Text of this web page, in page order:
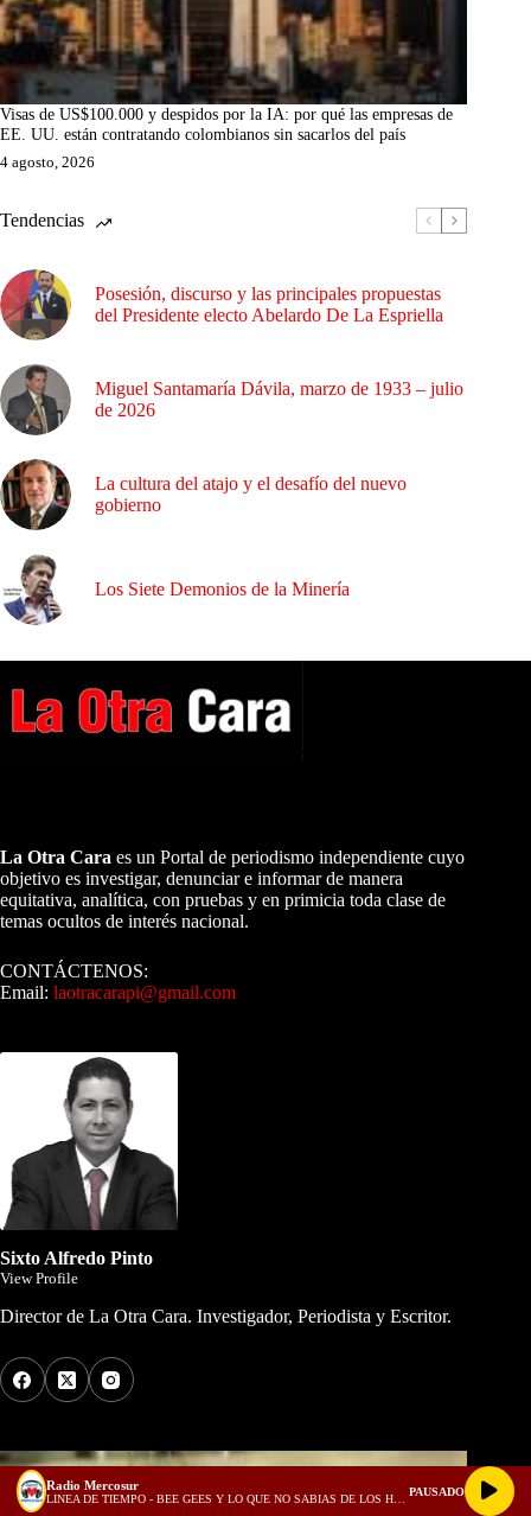
Visas de US$100.000 y despidos por la IA: por qué las empresas de
EE. UU. están contratando colombianos sin sacarlos del país
4 agosto, 2026
Tendencias
Posesión, discurso y las principales propuestas
del Presidente electo Abelardo De La Espriella
Miguel Santamaría Dávila, marzo de 1933 – julio
de 2026
La cultura del atajo y el desafío del nuevo
gobierno
Los Siete Demonios de la Minería
La Otra Cara es un Portal de periodismo independiente cuyo
objetivo es investigar, denunciar e informar de manera
equitativa, analítica, con pruebas y en primicia toda clase de
temas ocultos de interés nacional.
CONTÁCTENOS:
Email: laotracarapi@gmail.com
Sixto Alfredo Pinto
View Profile
Director de La Otra Cara. Investigador, Periodista y Escritor.
Radio Mercosur
LINEA DE TIEMPO - BEE GEES Y LO QUE NO SABIAS DE LOS HERMANOS GIBB EN LINEA DE TIEMPO
PAUSADO